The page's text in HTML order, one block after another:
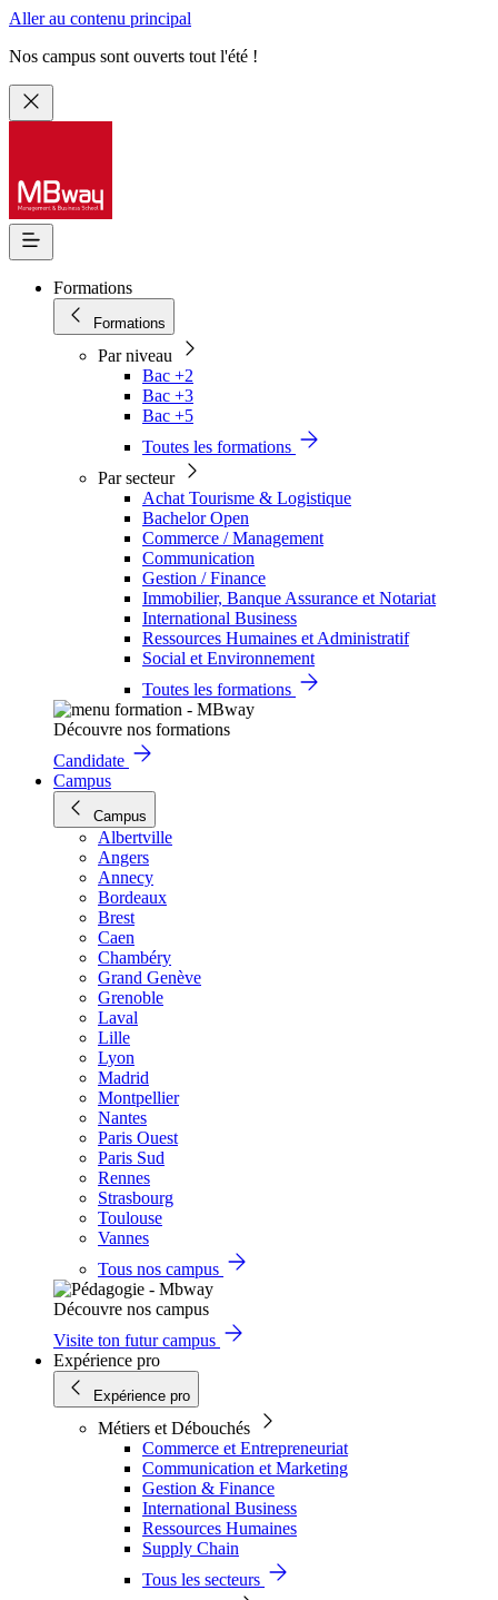
Aller au contenu principal
Nos campus sont ouverts tout l'été !
Formations
Formations
Par niveau
Bac +2
Bac +3
Bac +5
Toutes les formations
Par secteur
Achat Tourisme & Logistique
Bachelor Open
Commerce / Management
Communication
Gestion / Finance
Immobilier, Banque Assurance et Notariat
International Business
Ressources Humaines et Administratif
Social et Environnement
Toutes les formations
Découvre nos formations
Candidate
Campus
Campus
Albertville
Angers
Annecy
Bordeaux
Brest
Caen
Chambéry
Grand Genève
Grenoble
Laval
Lille
Lyon
Madrid
Montpellier
Nantes
Paris Ouest
Paris Sud
Rennes
Strasbourg
Toulouse
Vannes
Tous nos campus
Découvre nos campus
Visite ton futur campus
Expérience pro
Expérience pro
Métiers et Débouchés
Commerce et Entrepreneuriat
Communication et Marketing
Gestion & Finance
International Business
Ressources Humaines
Supply Chain
Tous les secteurs